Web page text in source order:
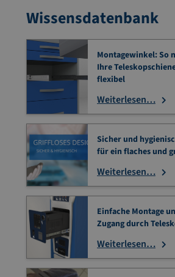
Wissensdatenbank
Montagewinkel: So
Ihre
flexibel
Weiterlesen…
Sicher und
für ein flaches und
Weiterlesen…
Einfache Montage
Zugang durch
Weiterlesen…